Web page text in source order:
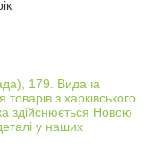
179. Видача
з харківського
здійснюється Новою
у наших